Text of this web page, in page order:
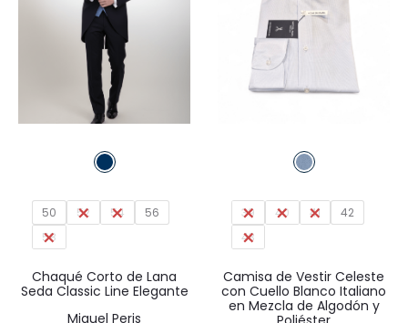
50 52 54
56
58
Chaqué Corto de Lana
Seda Classic Line Elegante
Miguel Peris
39 40 41
42
43
Camisa de Vestir Celeste
con Cuello Blanco Italiano
en Mezcla de Algodón y